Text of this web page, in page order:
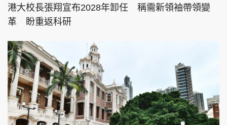
港大校長張翔宣布2028年卸任 稱需新領袖帶領變
革 盼重返科研